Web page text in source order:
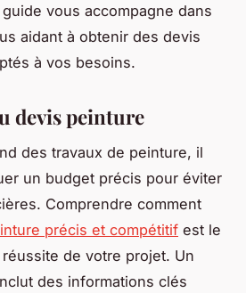
vous accompagne dans
aidant à obtenir des devis
à vos besoins.
devis peinture
des travaux de peinture, il
un budget précis pour éviter
Comprendre comment
précis et compétitif est le
de votre projet. Un
des informations clés